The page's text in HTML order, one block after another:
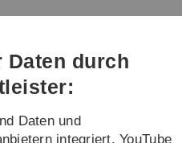
Direkt
Direkt
Direkt
(Sprache,
Drucken,
Social
Direkt
Direkt
Daten durch
Daten und
integriert. YouTube